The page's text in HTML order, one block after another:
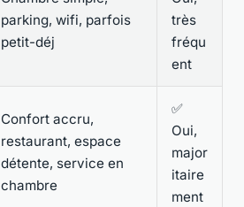
parking, wifi, parfois
petit-déj
très
fréqu
ent
Confort accru,
restaurant, espace
détente, service en
chambre
✅
Oui,
major
itaire
ment